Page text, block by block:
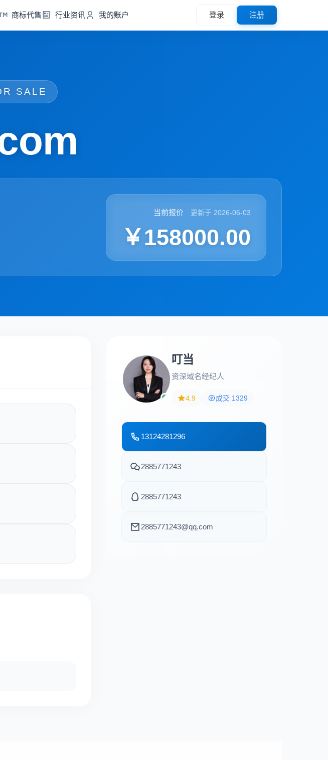
商标代售 行业资讯 我的账户 登录 注册
SALE
当前报价 更新于 2026-06-03
￥158000.00
叮当
资深域名经纪人
4.9 成交 1329
13124281296
2885771243
2885771243
2885771243@qq.com